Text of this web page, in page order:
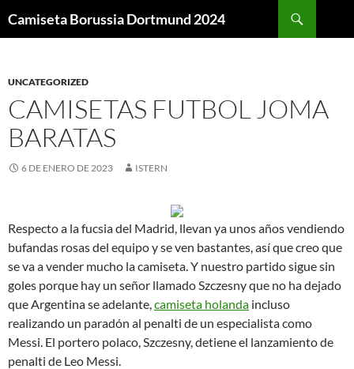
Camiseta Borussia Dortmund 2024
UNCATEGORIZED
CAMISETAS FUTBOL JOMA
BARATAS
6 DE ENERO DE 2023 ISTERN
Respecto a la fucsia del Madrid, llevan ya unos años vendiendo
bufandas rosas del equipo y se ven bastantes, así que creo que
se va a vender mucho la camiseta. Y nuestro partido sigue sin
goles porque hay un señor llamado Szczesny que no ha dejado
que Argentina se adelante,camiseta holanda incluso
realizando un paradón al penalti de un especialista como
Messi. El portero polaco, Szczesny, detiene el lanzamiento de
penalti de Leo Messi.